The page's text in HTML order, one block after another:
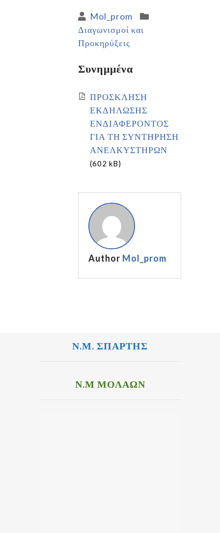
Mol_prom
Διαγωνισμοί και
Προκηρύξεις
Συνημμένα
ΠΡΟΣΚΛΗΣΗ
ΕΚΔΗΛΩΣΗΣ
ΕΝΔΙΑΦΕΡΟΝΤΟΣ
ΓΙΑ ΤΗ ΣΥΝΤΗΡΗΣΗ
ΑΝΕΛΚΥΣΤΗΡΩΝ
(602 kB)
Author Mol_prom
Ν.Μ. ΣΠΑΡΤΗΣ
Ν.Μ ΜΟΛΑΩΝ